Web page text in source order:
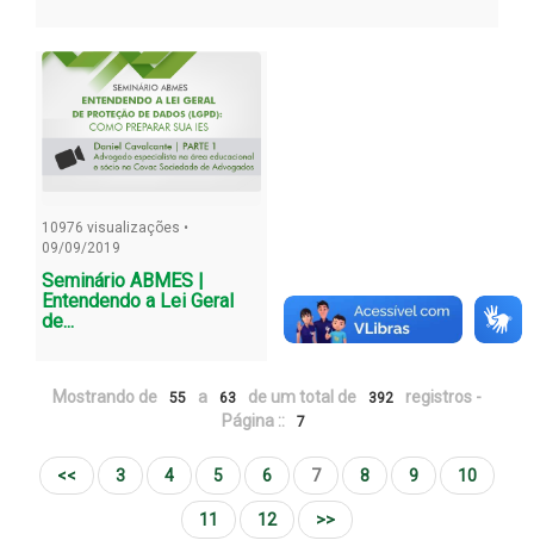
10976 visualizações •
09/09/2019
Seminário ABMES |
Entendendo a Lei Geral
de...
Mostrando de 55 a 63 de um total de 392
registros -
Página ::
7
<< 3 4 5 6 7 8 9 10
11 12 >>